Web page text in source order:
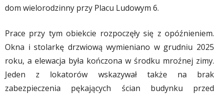
dom wielorodzinny przy Placu Ludowym 6.
Prace przy tym obiekcie rozpoczęły się z opóźnieniem.
Okna i stolarkę drzwiową wymieniano w grudniu 2025
roku, a elewacja była kończona w środku mroźnej zimy.
Jeden z lokatorów wskazywał także na brak
zabezpieczenia pękających ścian budynku przed